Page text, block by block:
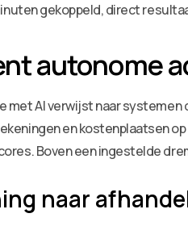
gekoppeld, direct
autonome
AI verwijst naar
en kostenplaatsen
Boven een ingestelde
naar